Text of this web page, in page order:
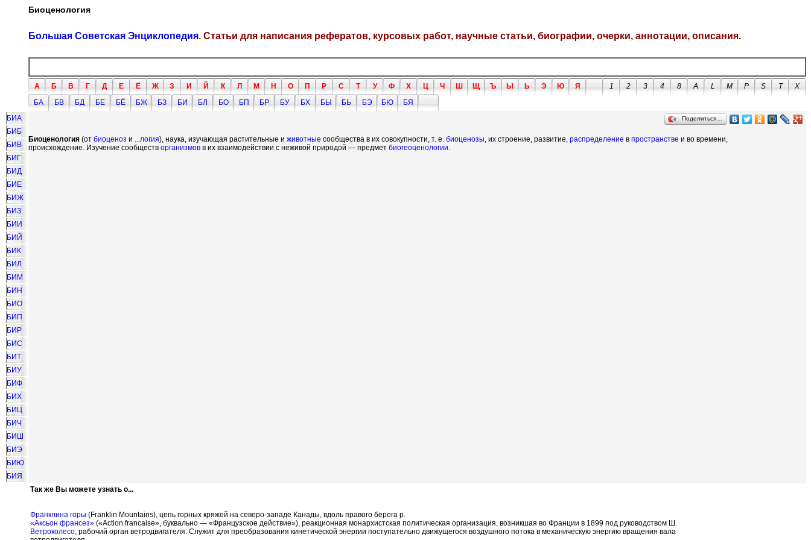
Биоценология
Большая Советская Энциклопедия. Статьи для написания рефератов, курсовых работ, научные статьи, биографии, очерки, аннотации, описания.
А Б В Г Д Е Ё Ж З И Й К Л М Н О П Р С Т У Ф Х Ц Ч Ш Щ Ъ Ы Ь Э Ю Я 1 2 3 4 8 A L M P S T
X
БА
БВ БД БЕ БЁ БЖ БЗ БИ БЛ БО БП БР БУ БХ БЫ БЬ БЭ БЮ
БЯ
БИА
БИБ
БИВ
БИГ
БИД
БИЕ
БИЖ
БИЗ
БИИ
БИЙ
БИК
БИЛ
БИМ
БИН
БИО
БИП
БИР
БИС
БИТ
БИУ
БИФ
БИХ
БИЦ
БИЧ
БИШ
БИЭ
БИЮ
БИЯ
Поделиться…
Биоценология (от биоценоз и ...логия), наука, изучающая растительные и животные сообщества в их совокупности, т. е. биоценозы, их строение, развитие, распределение в пространстве и во времени,
происхождение. Изучение сообществ организмов в их взаимодействии с неживой природой — предмет биогеоценологии.
Так же Вы можете узнать о...
Франклина горы (Franklin Mountains), цепь горных кряжей на северо-западе Канады, вдоль правого берега р.
«Аксьон франсез» («Action francaise», буквально — «Французское действие»), реакционная монархистская политическая организация, возникшая во Франции в 1899 под руководством Ш.
Ветроколесо, рабочий орган ветродвигателя. Служит для преобразования кинетической энергии поступательно движущегося воздушного потока в механическую энергию вращения вала